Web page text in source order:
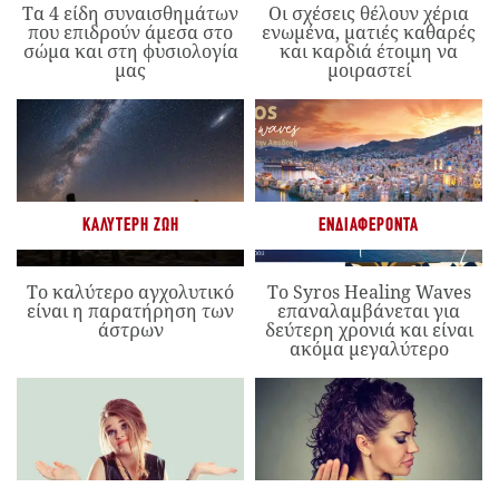
Τα 4 είδη συναισθημάτων
που επιδρούν άμεσα στο
σώμα και στη φυσιολογία
μας
Οι σχέσεις θέλουν χέρια
ενωμένα, ματιές καθαρές
και καρδιά έτοιμη να
μοιραστεί
ΚΑΛΎΤΕΡΗ ΖΩΉ
Το καλύτερο αγχολυτικό
είναι η παρατήρηση των
άστρων
ΕΝΔΙΑΦΈΡΟΝΤΑ
Το Syros Healing Waves
επαναλαμβάνεται για
δεύτερη χρονιά και είναι
ακόμα μεγαλύτερο